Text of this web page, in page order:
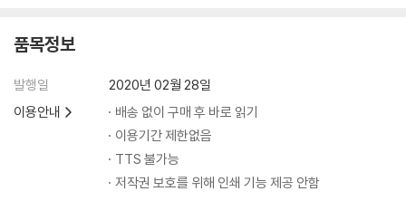
품목정보
발행일
2020년 02월 28일
이용안내
배송 없이 구매 후 바로 읽기
이용기간 제한없음
TTS 불가능
저작권 보호를 위해 인쇄 기능 제공 안함